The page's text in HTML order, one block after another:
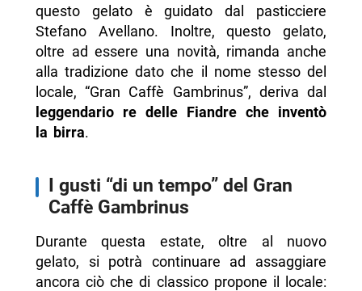
questo gelato è guidato dal pasticciere
Stefano Avellano. Inoltre, questo gelato,
oltre ad essere una novità, rimanda anche
alla tradizione dato che il nome stesso del
locale, “Gran Caffè Gambrinus”, deriva dal
leggendario re delle Fiandre che inventò
la birra.
I gusti “di un tempo” del Gran
Caffè Gambrinus
Durante questa estate, oltre al nuovo
gelato, si potrà continuare ad assaggiare
ancora ciò che di classico propone il locale: